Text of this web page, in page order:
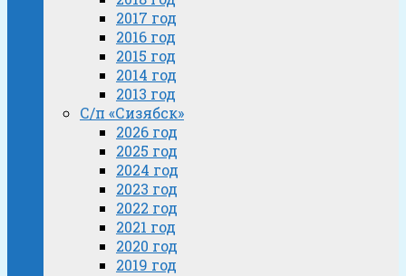
2017 год
2016 год
2015 год
2014 год
2013 год
С/п «Сизябск»
2026 год
2025 год
2024 год
2023 год
2022 год
2021 год
2020 год
2019 год